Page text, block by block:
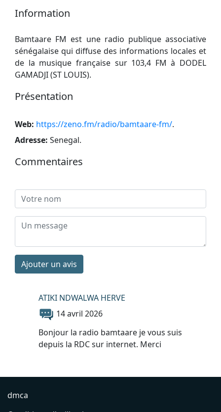
Information
Bamtaare FM est une radio publique associative
sénégalaise qui diffuse des informations locales et
de la musique française sur 103,4 FM à DODEL
GAMADJI (ST LOUIS).
Présentation
Web: https://zeno.fm/radio/bamtaare-fm/.
Adresse: Senegal.
Commentaires
Ajouter un avis
ATIKI NDWALWA HERVE
14 avril 2026
Bonjour la radio bamtaare je vous suis
depuis la RDC sur internet. Merci
dmca